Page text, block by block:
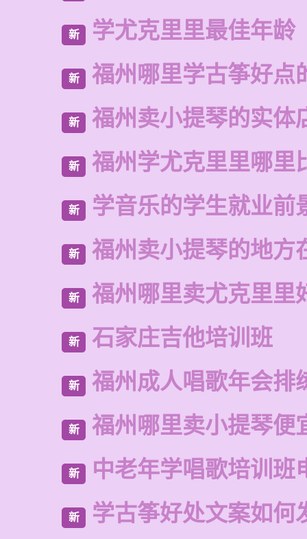
新 学尤克里里最佳年龄
新 福州哪里学古筝好点
新 福州卖小提琴的实体
新 福州学尤克里里哪里
新 学音乐的学生就业前
新 福州卖小提琴的地方
新 福州哪里卖尤克里里
新 石家庄吉他培训班
新 福州成人唱歌年会排
新 福州哪里卖小提琴便
新 中老年学唱歌培训班
新 学古筝好处文案如何